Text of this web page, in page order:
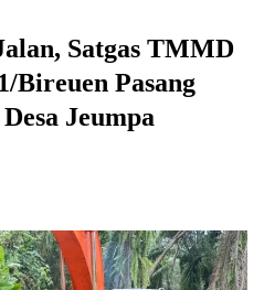
Satgas TMMD
Bireuen Pasang
Jeumpa